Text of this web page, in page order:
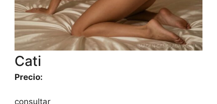
Cati
Precio:
consultar